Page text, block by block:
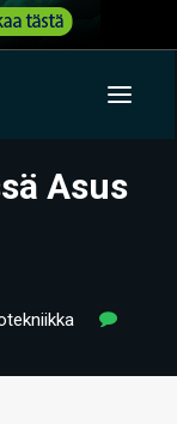
Asus